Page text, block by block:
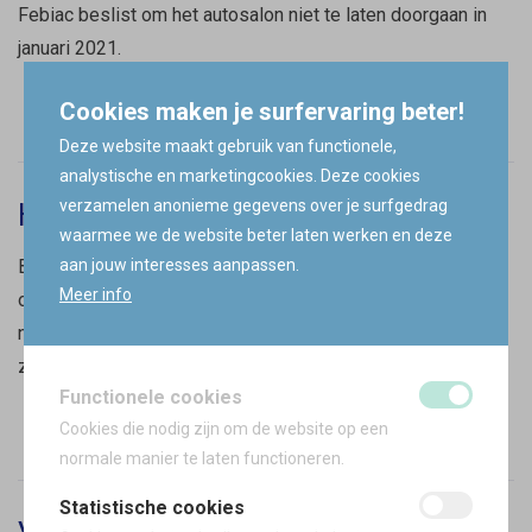
Febiac beslist om het autosalon niet te laten doorgaan in
januari 2021.
LEES MEER
Hoe mogen wij jou helpen?
Bij Afimo gaan we er prat op dat we onze klanten adviseren
over de ideale oplossing voor hun specifieke vragen en
noden. Ons doel is om jou optimaal te adviseren zodat jij
zonder zorgen kan leven, vandaag én morgen.
LEES MEER
Cookies maken je surfervaring beter!
Deze website maakt gebruik van functionele,
analystische en marketingcookies. Deze cookies
verzamelen anonieme gegevens over je surfgedrag
waarmee we de website beter laten werken en deze
aan jouw interesses aanpassen.
Meer info
Functionele cookies
Cookies die nodig zijn om de website op een
normale manier te laten functioneren.
Statistische cookies